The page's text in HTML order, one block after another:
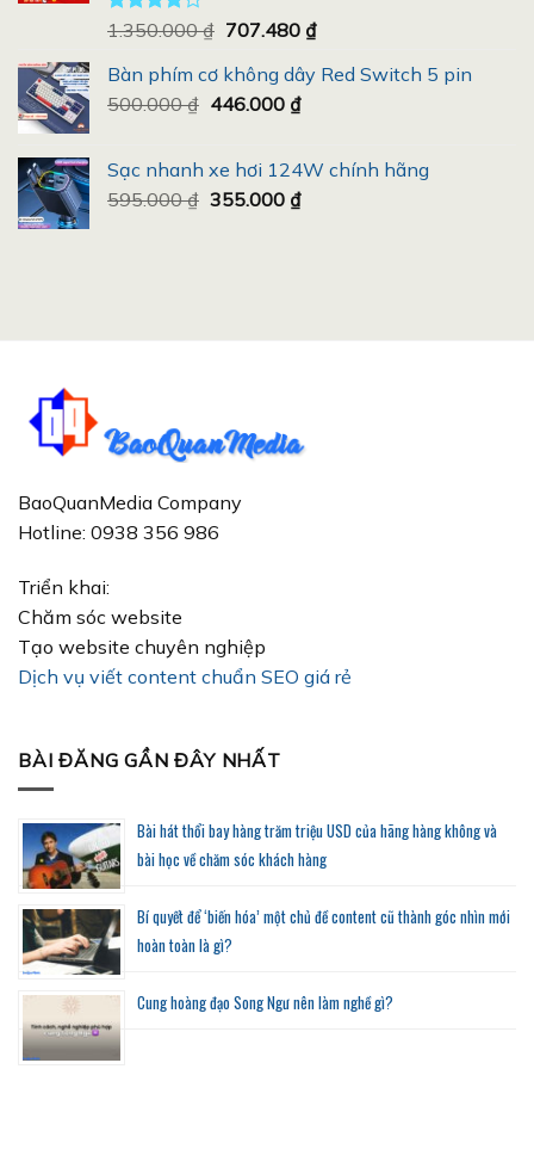
Được
4.00
sao
1.350.000₫ Giá
là:
1.350.000 ₫.
707.480 ₫Giá
tại
Bàn phím cơ không dây Red Switch 5 pin
500.000₫ Giá
500.000 ₫.
446.000 ₫Giá
là:
446.000 ₫.
Sạc nhanh xe hơi 124W chính hãng
595.000₫ Giá
355.000 ₫Giá
BaoQuanMedia Company
Hotline: 0938 356 986
Triển khai:
Chăm sóc website
Tạo website chuyên nghiệp
Dịch vụ viết content chuẩn SEO giá rẻ
BÀI ĐĂNG GẦN ĐÂY NHẤT
Bài hát thổi bay hàng trăm triệu USD của hãng hàng không và
bài học về chăm sóc khách hàng
Bí quyết để ‘biến hóa’ một chủ đề content cũ thành góc nhìn mới
hoàn toàn là gì?
Cung hoàng đạo Song Ngư nên làm nghề gì?